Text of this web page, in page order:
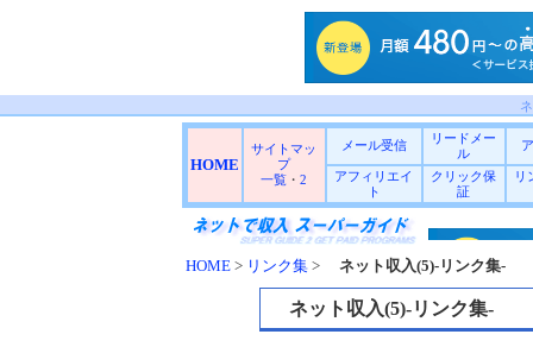
ネ
HOME
サイトマッ
プ
一覧 ・ 2
メール受信
リードメー
ル
アフィリエイ
ト
クリック保
証
リ
HOME> リンク集> ネット収入(5)-リンク集-
ネット収入(5)-リンク集-